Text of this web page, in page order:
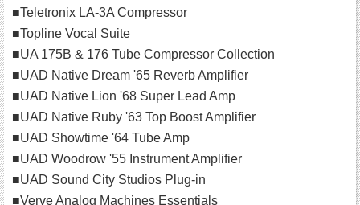
■Teletronix LA-3A Compressor
■Topline Vocal Suite
■UA 175B & 176 Tube Compressor Collection
■UAD Native Dream '65 Reverb Amplifier
■UAD Native Lion '68 Super Lead Amp
■UAD Native Ruby '63 Top Boost Amplifier
■UAD Showtime '64 Tube Amp
■UAD Woodrow '55 Instrument Amplifier
■UAD Sound City Studios Plug-in
■Verve Analog Machines Essentials